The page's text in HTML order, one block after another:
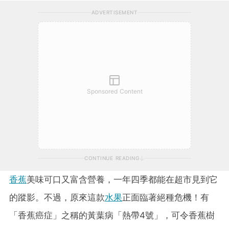
ADVERTISEMENT
Sponsored Content
CONTINUE READING
香蕉美味可口又富含營養，一年四季都能在超市見到它
的蹤影。不過，原來這款水果正面臨著絕種危機！有
「香蕉癌症」之稱的黃葉病「熱帶4號」，可令香蕉樹